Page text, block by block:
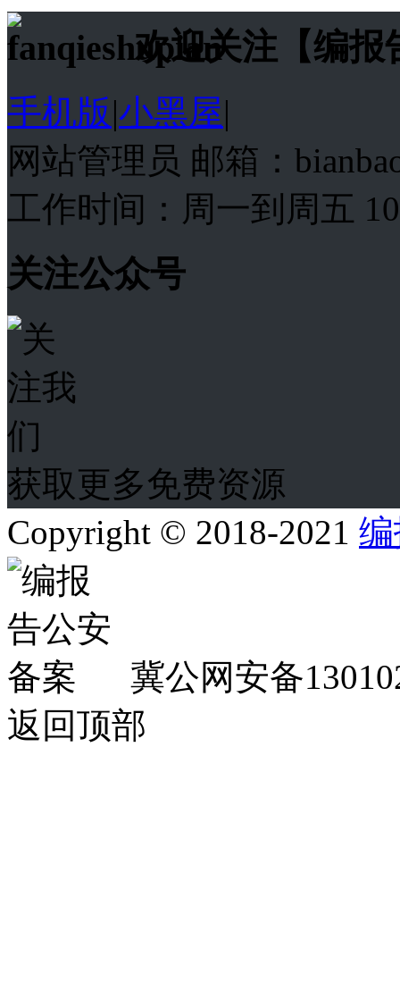
欢迎关注【编报
手机版|小黑屋|
网站管理员 邮箱：
工作时间：周一到周五
关注公众号
获取更多免费资源
Copyright © 2018-2021
冀公网安备
返回顶部